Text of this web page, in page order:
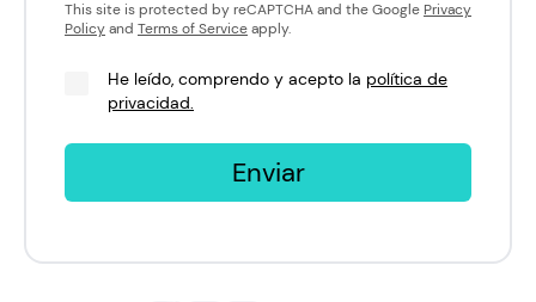
This site is protected by reCAPTCHA and the Google Privacy
Policyand Terms of Serviceapply.
He leído, comprendo y acepto la política de
privacidad.
Enviar